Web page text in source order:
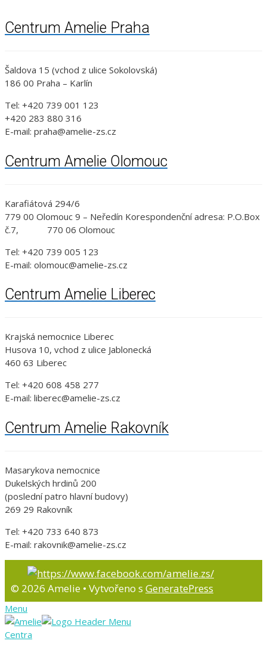
Centrum Amelie Praha
Šaldova 15 (vchod z ulice Sokolovská)
186 00 Praha – Karlín
Tel: +420 739 001 123
+420 283 880 316
E-mail: praha@amelie-zs.cz
Centrum Amelie Olomouc
Karafiátová 294/6
779 00 Olomouc 9 – Neředín Korespondenční adresa: P.O.Box
č.7, 770 06 Olomouc
Tel: +420 739 005 123
E-mail: olomouc@amelie-zs.cz
Centrum Amelie Liberec
Krajská nemocnice Liberec
Husova 10, vchod z ulice Jablonecká
460 63 Liberec
Tel: +420 608 458 277
E-mail: liberec@amelie-zs.cz
Centrum Amelie Rakovník
Masarykova nemocnice
Dukelských hrdinů 200
(poslední patro hlavní budovy)
269 29 Rakovník
Tel: +420 733 640 873
E-mail: rakovnik@amelie-zs.cz
© 2026 Amelie • Vytvořeno s GeneratePress
Menu
Centra